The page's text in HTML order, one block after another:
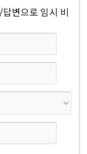
변으로 임시 비